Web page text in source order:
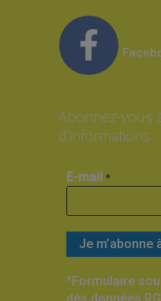
Abonnez-vous
d’informations
E-mail *
*Formulaire